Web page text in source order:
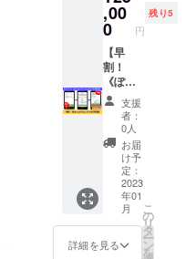
※継続を
ご希望
の場合
は、別
途メー
ルにて
ご案内
いたし
ます。
※有効期
限は、
2023年
1月～12
月まで
のうち1
となり
になっ
ており
ます。
※詳細は
メール
にてお
知らせ
いたし
ます。
※継続を
ご希望
の場合
は、別
途メー
ルにて
ご案内
いたし
円＋月
額
25,000
円×3＝
合計
125,000
円 ↓ ●
早割 初
期費用
25,000
円＋月
20,000
円×3＝
合計
85,000
円 と大
用（シ
ステム
設定費
など予
定通常
価格
50,000
円）を
クラウ
ドファ
ンディ
ング限
定割と
して
30％OF
Fの
35,000
ク》を5
か月利
用いた
だける
権利で
す。 5
か月間
《ぽ
けっと
クリ
ニッ
ク》に
あなた
のクリ
ニック
やサロ
ンが登
,00
0 円
残り5
【早
割！
《ぽ
けっと
クリ
ニッ
ク》5か
月利用
権】 ス
マホア
プリ
《ぽ
けっと
クリ
支援
者：
0人
お届
け予
定：
2023
年01
月
詳細を見る
こ
の
リ
タ
ー
ン
を